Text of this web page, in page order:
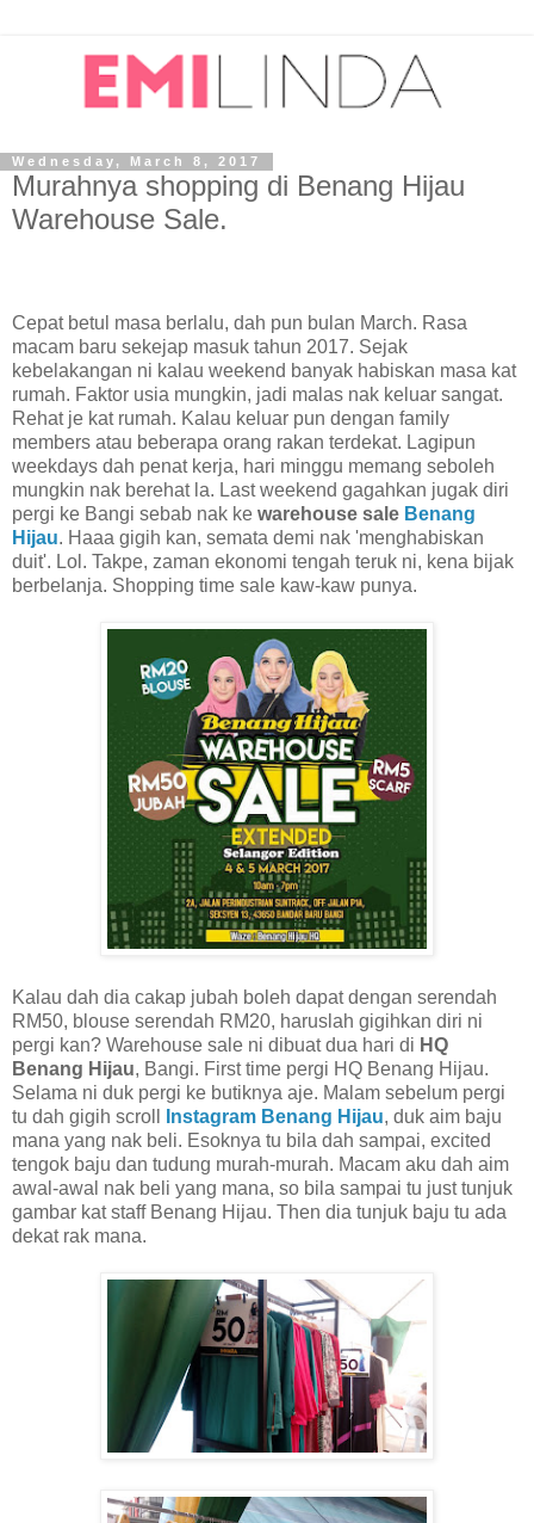
Wednesday, March 8, 2017
Murahnya shopping di Benang Hijau
Warehouse Sale.
Cepat betul masa berlalu, dah pun bulan March. Rasa
macam baru sekejap masuk tahun 2017. Sejak
kebelakangan ni kalau weekend banyak habiskan masa kat
rumah. Faktor usia mungkin, jadi malas nak keluar sangat.
Rehat je kat rumah. Kalau keluar pun dengan family
members atau beberapa orang rakan terdekat. Lagipun
weekdays dah penat kerja, hari minggu memang seboleh
mungkin nak berehat la. Last weekend gagahkan jugak diri
pergi ke Bangi sebab nak ke warehouse sale Benang
Hijau. Haaa gigih kan, semata demi nak 'menghabiskan
duit'. Lol. Takpe, zaman ekonomi tengah teruk ni, kena bijak
berbelanja. Shopping time sale kaw-kaw punya.
Kalau dah dia cakap jubah boleh dapat dengan serendah
RM50, blouse serendah RM20, haruslah gigihkan diri ni
pergi kan? Warehouse sale ni dibuat dua hari di HQ
Benang Hijau, Bangi. First time pergi HQ Benang Hijau.
Selama ni duk pergi ke butiknya aje. Malam sebelum pergi
tu dah gigih scroll
Instagram Benang Hijau, duk aim baju
mana yang nak beli. Esoknya tu bila dah sampai, excited
tengok baju dan tudung murah-murah. Macam aku dah aim
awal-awal nak beli yang mana, so bila sampai tu just tunjuk
gambar kat staff Benang Hijau. Then dia tunjuk baju tu ada
dekat rak mana.